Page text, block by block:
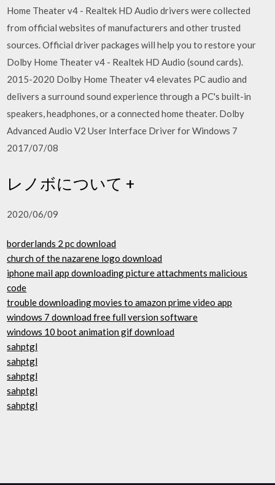
Home Theater v4 - Realtek HD Audio drivers were collected
from official websites of manufacturers and other trusted
sources. Official driver packages will help you to restore your
Dolby Home Theater v4 - Realtek HD Audio (sound cards).
2015-2020 Dolby Home Theater v4 elevates PC audio and
delivers a surround sound experience through a PC's built-in
speakers, headphones, or a connected home theater. Dolby
Advanced Audio V2 User Interface Driver for Windows 7
2017/07/08
レノボについて +
2020/06/09
borderlands 2 pc download
church of the nazarene logo download
iphone mail app downloading picture attachments malicious
code
trouble downloading movies to amazon prime video app
windows 7 download free full version software
windows 10 boot animation gif download
sahptgl
sahptgl
sahptgl
sahptgl
sahptgl